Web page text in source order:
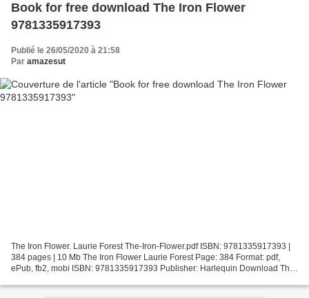
Book for free download The Iron Flower
9781335917393
Publié le 26/05/2020 à 21:58
Par amazesut
The Iron Flower. Laurie Forest The-Iron-Flower.pdf ISBN: 9781335917393 |
384 pages | 10 Mb The Iron Flower Laurie Forest Page: 384 Format: pdf,
ePub, fb2, mobi ISBN: 9781335917393 Publisher: Harlequin Download The